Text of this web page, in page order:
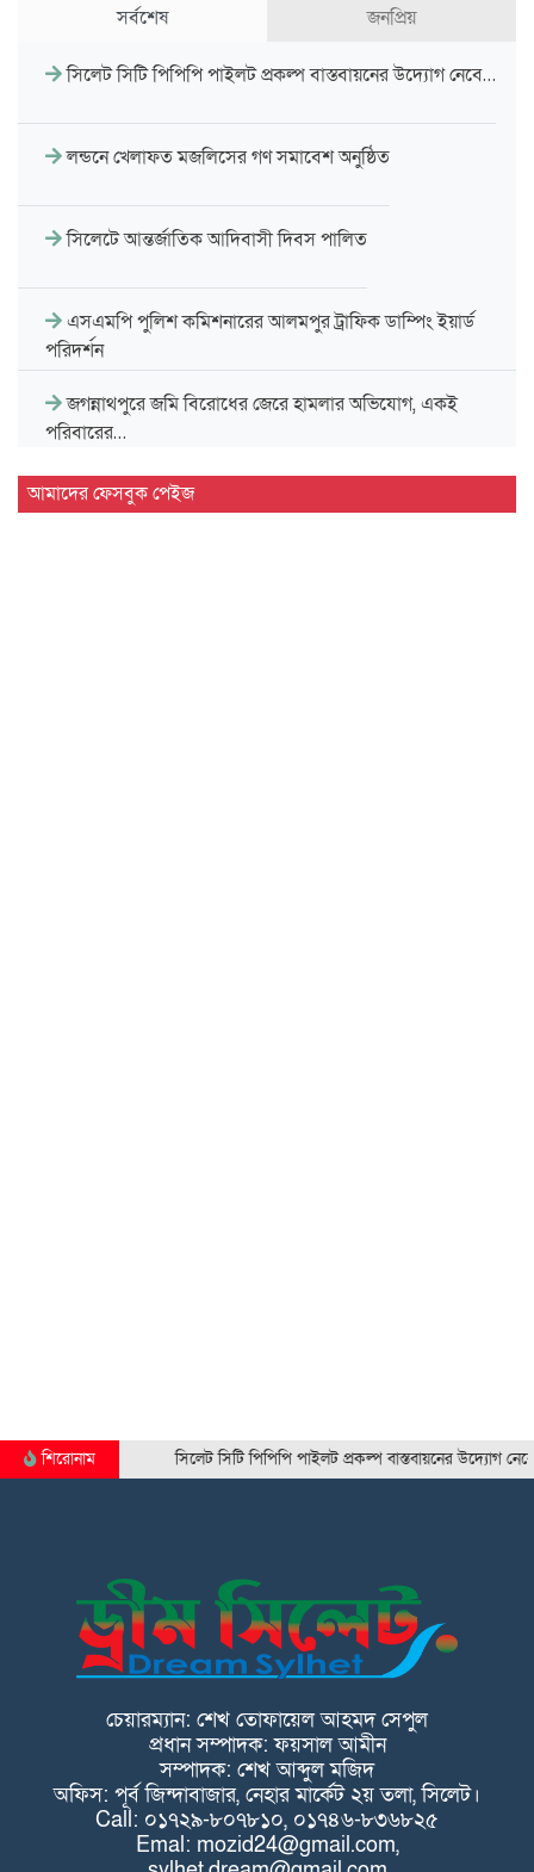
সর্বশেষ জনপ্রিয়
সিলেট সিটি পিপিপি পাইলট প্রকল্প বাস্তবায়নের উদ্যোগ নেবে…
লন্ডনে খেলাফত মজলিসের গণ সমাবেশ অনুষ্ঠিত
সিলেটে আন্তর্জাতিক আদিবাসী দিবস পালিত
এসএমপি পুলিশ কমিশনারের আলমপুর ট্রাফিক ডাম্পিং ইয়ার্ড
পরিদর্শন
জগন্নাথপুরে জমি বিরোধের জেরে হামলার অভিযোগ, একই
পরিবারের…
সিলেট-আখাউড়া রেলপথ ডুয়েলগেজ ডাবল লাইন করার দাবি
সিলেট…
আমাদের ফেসবুক পেইজ
শিরোনাম সিলেট সিটি পিপিপি পাইলট প্রকল্প বাস্তবায়নের উদ্যোগ নেবে…
চেয়ারম্যান: শেখ তোফায়েল আহমদ সেপুল
প্রধান সম্পাদক: ফয়সাল আমীন
সম্পাদক: শেখ আব্দুল মজিদ
অফিস: পূর্ব জিন্দাবাজার, নেহার মার্কেট ২য় তলা, সিলেট।
Call: ০১৭২৯-৮০৭৮১০, ০১৭৪৬-৮৩৬৮২৫
Emal: mozid24@gmail.com,